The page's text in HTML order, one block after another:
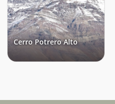
Cerro Potrero Alto